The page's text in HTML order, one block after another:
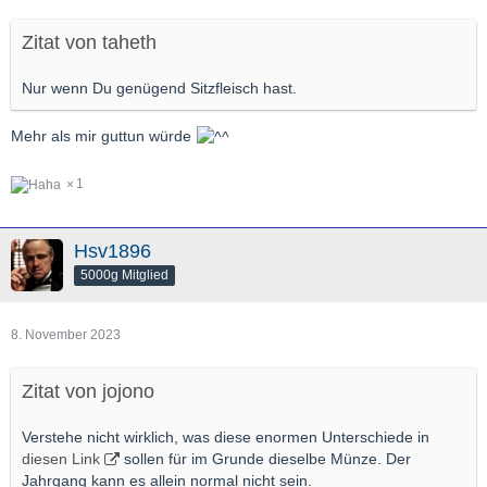
Zitat von taheth
Nur wenn Du genügend Sitzfleisch hast.
Mehr als mir guttun würde
1
Hsv1896
5000g Mitglied
8. November 2023
Zitat von jojono
Verstehe nicht wirklich, was diese enormen Unterschiede in
diesen Link
sollen für im Grunde dieselbe Münze. Der
Jahrgang kann es allein normal nicht sein.